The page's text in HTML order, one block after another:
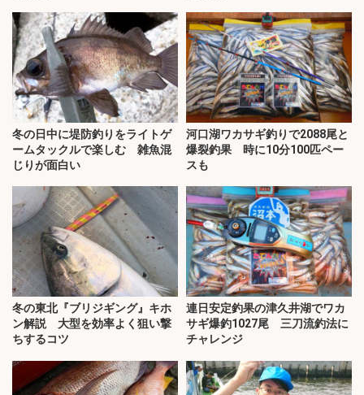
冬の日中に堤防釣りをライトゲ
ームタックルで楽しむ 雑魚混
じりが面白い
河口湖ワカサギ釣りで2088尾と
爆裂釣果 時に10分100匹ペー
スも
冬の東北『ブリジギング』キホ
ン解説 大型を効率よく狙い撃
ちするコツ
連日安定釣果の津久井湖でワカ
サギ爆釣1027尾 三刀流釣法に
チャレンジ